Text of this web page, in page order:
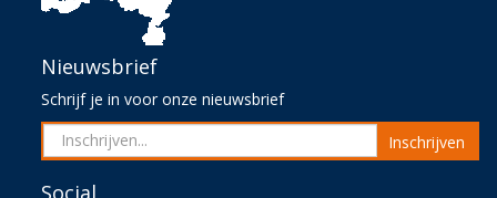
Nieuwsbrief
Schrijf je in voor onze nieuwsbrief
Inschrijven
Social